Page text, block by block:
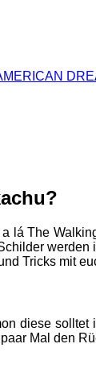
lá The
Tricks mit
diese
Mal den